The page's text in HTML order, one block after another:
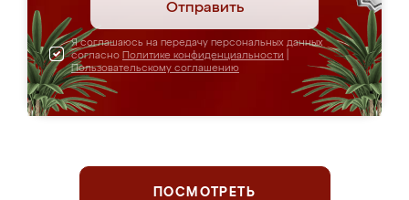
Отправить
Я соглашаюсь на передачу персональных данных
согласно Политике конфиденциальности
Пользовательскому соглашению
ПОСМОТРЕТЬ